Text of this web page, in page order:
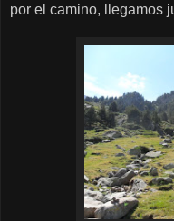
por el camino, llegamos